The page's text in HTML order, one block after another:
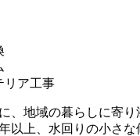
リア工事
、地域の暮らしに寄り
以上、水回りの小さな